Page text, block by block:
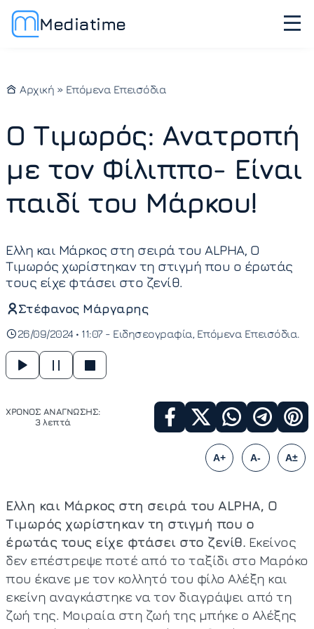
Mediatime
Αρχική » Επόμενα Επεισόδια
Ο Τιμωρός: Ανατροπή
με τον Φίλιππο- Είναι
παιδί του Μάρκου!
Ελλη και Μάρκος στη σειρά του ALPHA, Ο
Τιμωρός χωρίστηκαν τη στιγμή που ο έρωτάς
τους είχε φτάσει στο ζενίθ.
Στέφανος Μάργαρης
26/09/2024 • 11:07 - Ειδησεογραφία Επόμενα Επεισόδια
ΧΡΟΝΟΣ ΑΝΑΓΝΩΣΗΣ:
3 λεπτά
A+ A- A±
Ελλη και Μάρκος στη σειρά του ALPHA, Ο
Τιμωρός χωρίστηκαν τη στιγμή που ο
έρωτάς τους είχε φτάσει στο ζενίθ. Εκείνος
δεν επέστρεψε ποτέ από το ταξίδι στο Μαρόκο
που έκανε με τον κολλητό του φίλο Αλέξη και
εκείνη αναγκάστηκε να τον διαγράψει από τη
ζωή της. Μοιραία στη ζωή της μπήκε ο Αλέξης